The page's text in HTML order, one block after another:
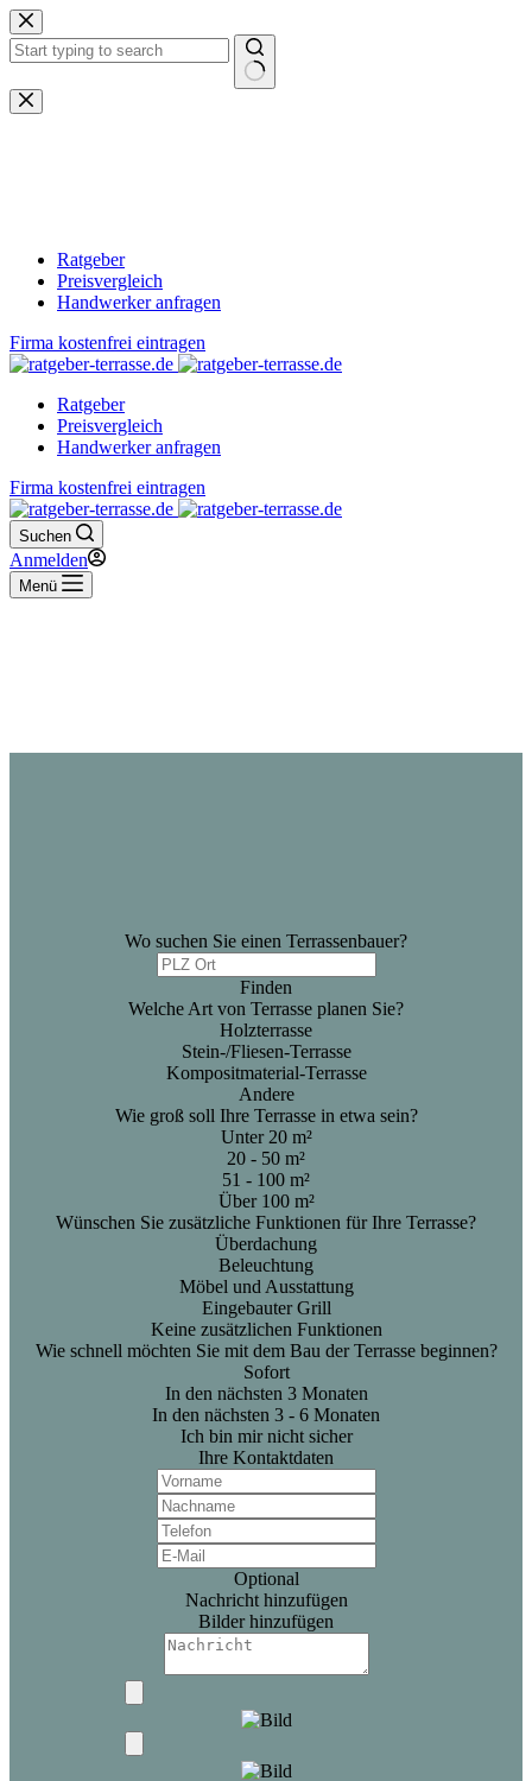
Zum
Inhalt
springen
Keine
Ergebnisse
Ratgeber
Preisvergleich
Handwerker anfragen
Firma kostenfrei eintragen
Ratgeber
Preisvergleich
Handwerker anfragen
Firma kostenfrei eintragen
Suchen
Anmelden
Menü
Wo suchen Sie einen Terrassenbauer?
Finden
Welche Art von Terrasse planen Sie?
Holzterrasse
Stein-/Fliesen-Terrasse
Kompositmaterial-Terrasse
Andere
Wie groß soll Ihre Terrasse in etwa sein?
Unter 20 m²
20 - 50 m²
51 - 100 m²
Über 100 m²
Wünschen Sie zusätzliche Funktionen für Ihre Terrasse?
Überdachung
Beleuchtung
Möbel und Ausstattung
Eingebauter Grill
Keine zusätzlichen Funktionen
Wie schnell möchten Sie mit dem Bau der Terrasse beginnen?
Sofort
In den nächsten 3 Monaten
In den nächsten 3 - 6 Monaten
Ich bin mir nicht sicher
Ihre Kontaktdaten
Optional
Nachricht hinzufügen
Bilder hinzufügen